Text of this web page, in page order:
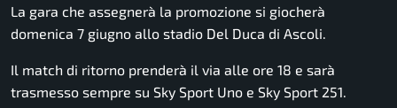
La gara che assegnerà la promozione si giocherà
domenica 7 giugno allo stadio Del Duca di Ascoli.
Il match di ritorno prenderà il via alle ore 18 e sarà
trasmesso sempre su Sky Sport Uno e Sky Sport 251.